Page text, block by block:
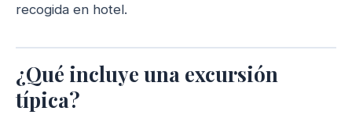
recogida en hotel.
¿Qué incluye una excursión
típica?